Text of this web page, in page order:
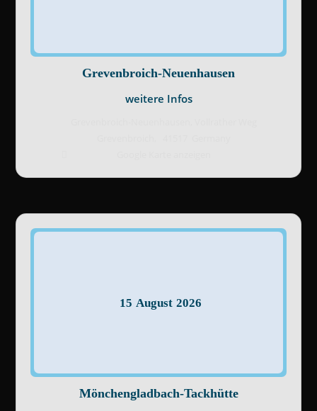
Grevenbroich-Neuenhausen
weitere Infos
15 August 2026
Mönchengladbach-Tackhütte